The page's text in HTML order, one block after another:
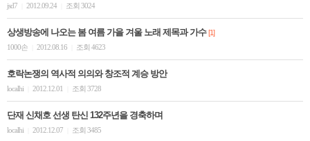
jsd7 2012.09.24 조회 3024
상생방송에 나오는 봄 여름 가을 겨울 노래 제목과 가수 [1]
1000손
2012.08.16 조회 4623
호락논쟁의 역사적 의의와 창조적 계승 방안
localhi 2012.12.01 조회 3728
단재 신채호 선생 탄신 132주년을 경축하며
localhi 2012.12.07 조회 3485